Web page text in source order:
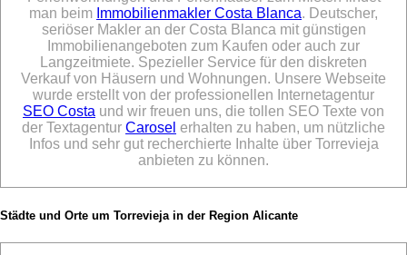
man beim Immobilienmakler Costa Blanca. Deutscher,
seriöser Makler an der Costa Blanca mit günstigen
Immobilienangeboten zum Kaufen oder auch zur
Langzeitmiete. Spezieller Service für den diskreten
Verkauf von Häusern und Wohnungen. Unsere Webseite
wurde erstellt von der professionellen Internetagentur
SEO Costa und wir freuen uns, die tollen SEO Texte von
der Textagentur Carosel erhalten zu haben, um nützliche
Infos und sehr gut recherchierte Inhalte über Torrevieja
anbieten zu können.
Städte und Orte um Torrevieja in der Region Alicante